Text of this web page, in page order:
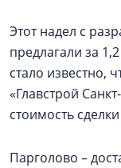
Этот надел с
предлагали за
стало известно,
«Главстрой
стоимость
Парголово –